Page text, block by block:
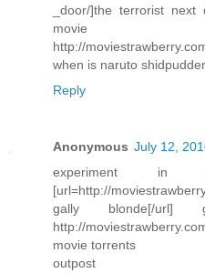
_door/]the terrorist
movie
http://
when is naruto
Reply
Anonymous July 12,
experiment in
[url=http://
gally blonde[/
http://
movie torrents
outpost